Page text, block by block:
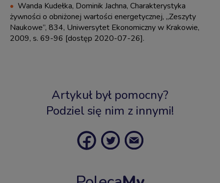
Wanda Kudełka, Dominik Jachna, Charakterystyka
żywności o obniżonej wartości energetycznej, „Zeszyty
Naukowe”, 834, Uniwersytet Ekonomiczny w Krakowie,
2009, s. 69-96 [dostęp 2020-07-26].
Artykuł był pomocny?
Podziel się nim z innymi!